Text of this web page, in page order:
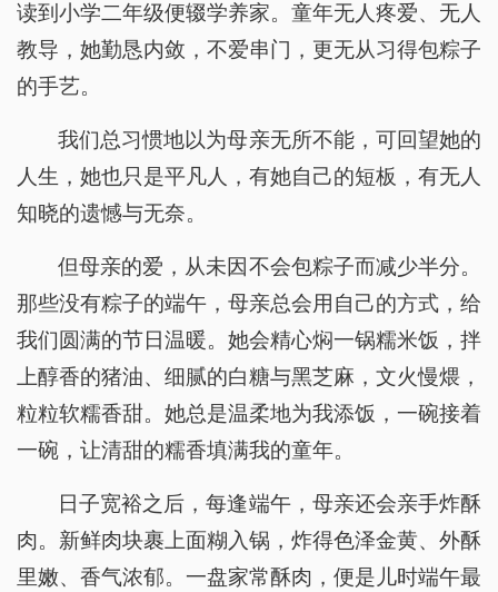
读到小学二年级便辍学养家。童年无人疼爱、无人
教导，她勤恳内敛，不爱串门，更无从习得包粽子
的手艺。
我们总习惯地以为母亲无所不能，可回望她的
人生，她也只是平凡人，有她自己的短板，有无人
知晓的遗憾与无奈。
但母亲的爱，从未因不会包粽子而减少半分。
那些没有粽子的端午，母亲总会用自己的方式，给
我们圆满的节日温暖。她会精心焖一锅糯米饭，拌
上醇香的猪油、细腻的白糖与黑芝麻，文火慢煨，
粒粒软糯香甜。她总是温柔地为我添饭，一碗接着
一碗，让清甜的糯香填满我的童年。
日子宽裕之后，每逢端午，母亲还会亲手炸酥
肉。新鲜肉块裹上面糊入锅，炸得色泽金黄、外酥
里嫩、香气浓郁。一盘家常酥肉，便是儿时端午最